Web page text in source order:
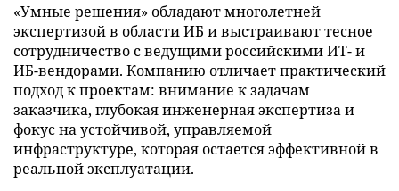
«Умные решения» обладают многолетней
экспертизой в области ИБ и выстраивают тесное
сотрудничество с ведущими российскими ИТ- и
ИБ-вендорами. Компанию отличает практический
подход к проектам: внимание к задачам
заказчика, глубокая инженерная экспертиза и
фокус на устойчивой, управляемой
инфраструктуре, которая остается эффективной в
реальной эксплуатации.